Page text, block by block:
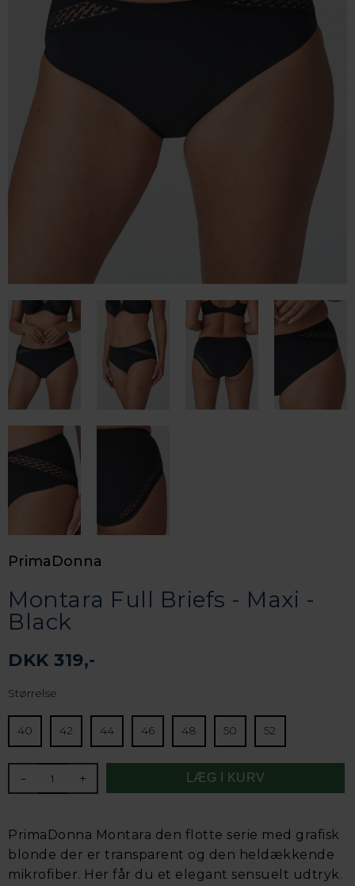
PrimaDonna
Montara Full Briefs - Maxi -
Black
DKK 319,-
Størrelse
40 42 44 46 48 50 52
- +
PrimaDonna Montara den flotte serie med grafisk
blonde der er transparent og den heldækkende
mikrofiber. Her får du et elegant sensuelt udtryk.